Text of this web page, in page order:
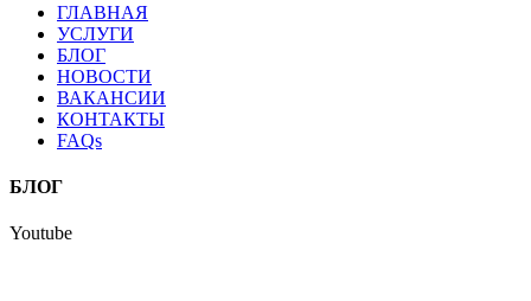
ГЛАВНАЯ
УСЛУГИ
БЛОГ
НОВОСТИ
ВАКАНСИИ
КОНТАКТЫ
FAQs
БЛОГ
Youtube